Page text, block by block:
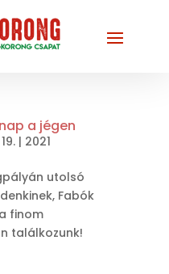
a jégen
| 2021
utolsó
Fabók
finom
találkozunk!